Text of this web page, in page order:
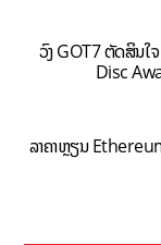
ວົງ GOT7 ຕັດສິນໃ
Disc
ລາຄາຫຼຽນ